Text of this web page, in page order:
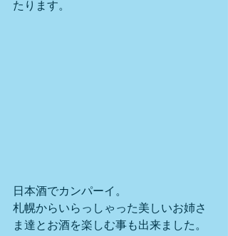
たります。
日本酒でカンパーイ。
札幌からいらっしゃった美しいお姉さ
ま達とお酒を楽しむ事も出来ました。